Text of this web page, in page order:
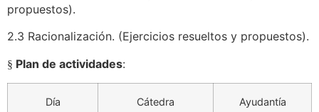
propuestos).
2.3 Racionalización. (Ejercicios resueltos y propuestos).
§ Plan de actividades:
Día Cátedra Ayudantía